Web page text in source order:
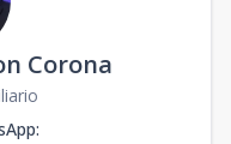
Corona
: